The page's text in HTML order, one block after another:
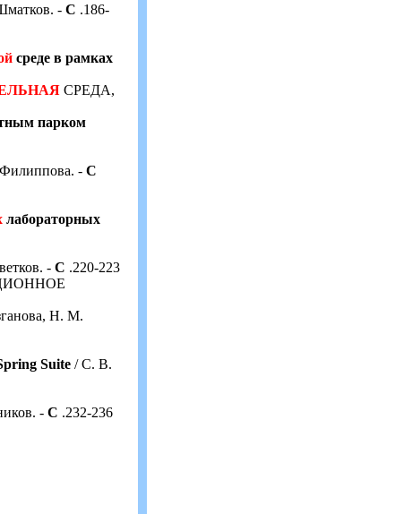
- С .186-
среде в рамках
СРЕДА,
парком
- С
лабораторных
- С .220-223
Н. М.
Suite / С. В.
- С .232-236